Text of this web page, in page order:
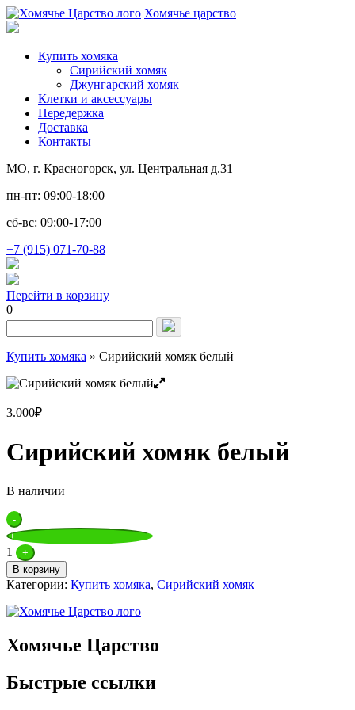
Хомячье царство
Купить хомяка
Сирийский хомяк
Джунгарский хомяк
Клетки и аксессуары
Передержка
Доставка
Контакты
МО, г. Красногорск, ул. Центральная д.31
пн-пт: 09:00-18:00
сб-вс: 09:00-17:00
+7 (915) 071-70-88
Перейти в корзину
0
Запрос
для
поиска:
Купить хомяка » Сирийский хомяк белый
3.000₽
Сирийский хомяк белый
В наличии
Quantity
-
1
+
В корзину
Категории: Купить хомяка, Сирийский хомяк
Хомячье Царство
Быстрые ссылки